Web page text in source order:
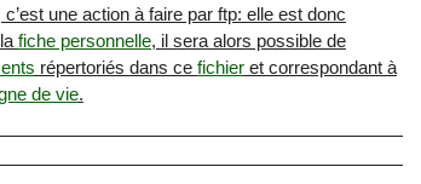
une action à faire par ftp: elle est donc
fiche personnelle, il sera alors possible de
répertoriés dans ce fichieret correspondant à
de vie.